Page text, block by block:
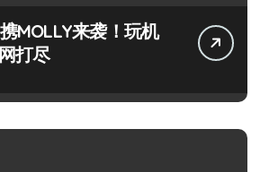
MOLLY来袭！玩机
打尽